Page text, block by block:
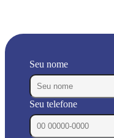
Seu nome
Seu telefone